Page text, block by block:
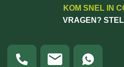
KOM SNEL IN
VRAGEN?